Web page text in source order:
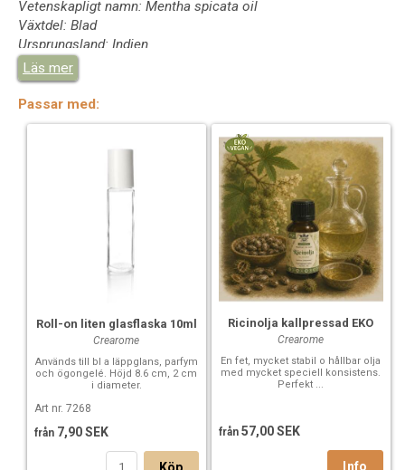
Vetenskapligt namn: Mentha spicata oil
Växtdel: Blad
Ursprungsland: Indien
Test till denna produkt
Läs mer
Passar med:
Roll-on liten glasflaska 10ml
Crearome
Används till bl a läppglans, parfym
och ögongelé. Höjd 8.6 cm, 2 cm
i diameter.
Art nr. 7268
från 7,90 SEK
Köp
Ricinolja kallpressad EKO
Crearome
En fet, mycket stabil o hållbar olja
med mycket speciell konsistens.
Perfekt ...
från 57,00 SEK